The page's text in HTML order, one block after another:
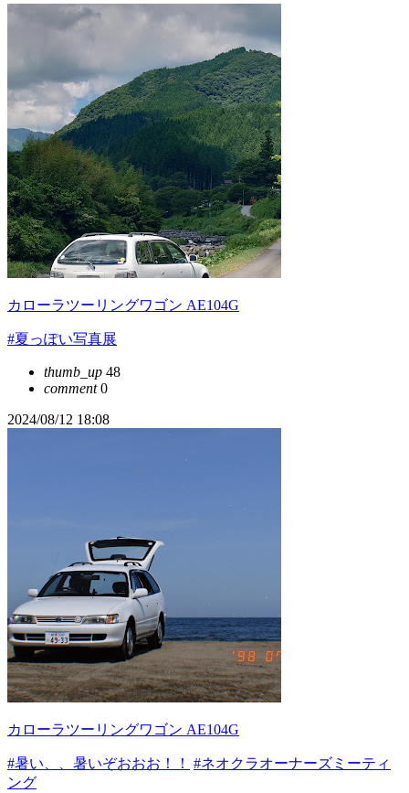
カローラツーリングワゴン AE104G
#夏っぽい写真展
thumb_up 48
comment0
2024/08/12 18:08
カローラツーリングワゴン AE104G
#暑い、、暑いぞおおお！！
#ネオクラオーナーズミーティ
ング